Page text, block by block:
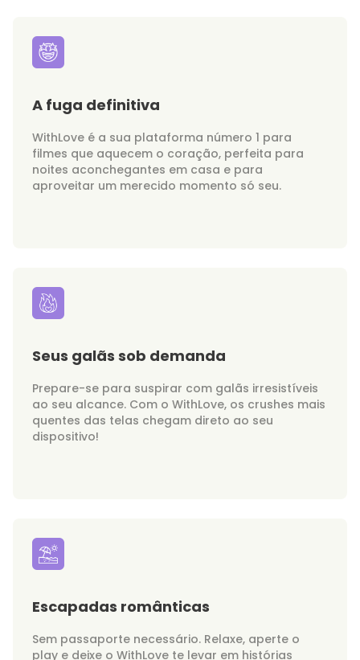
A fuga definitiva
WithLove é a sua plataforma número 1 para
filmes que aquecem o coração, perfeita para
noites aconchegantes em casa e para
aproveitar um merecido momento só seu.
Seus galãs sob demanda
Prepare-se para suspirar com galãs irresistíveis
ao seu alcance. Com o WithLove, os crushes mais
quentes das telas chegam direto ao seu
dispositivo!
Escapadas românticas
Sem passaporte necessário. Relaxe, aperte o
play e deixe o WithLove te levar em histórias